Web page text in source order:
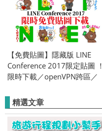
【免費貼圖】隱藏版 LINE
Conference 2017限定貼圖 ！
限時下載／openVPN跨區／
精選文章